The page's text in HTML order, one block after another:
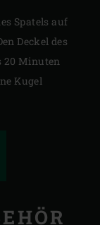
Spatels auf
Deckel des
20 Minuten
Kugel